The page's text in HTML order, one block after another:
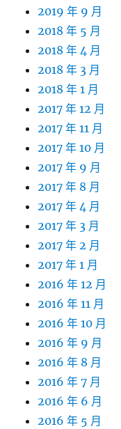
2019 年 9 月
2018 年 5 月
2018 年 4 月
2018 年 3 月
2018 年 1 月
2017 年 12 月
2017 年 11 月
2017 年 10 月
2017 年 9 月
2017 年 8 月
2017 年 4 月
2017 年 3 月
2017 年 2 月
2017 年 1 月
2016 年 12 月
2016 年 11 月
2016 年 10 月
2016 年 9 月
2016 年 8 月
2016 年 7 月
2016 年 6 月
2016 年 5 月